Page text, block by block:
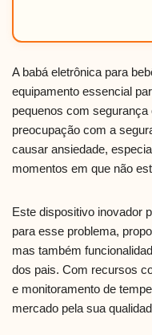
A babá eletrônica para
equipamento essencial
pequenos com
preocupação com a
causar ansiedade,
momentos em que não
Este dispositivo inovador
para esse problema,
mas também
dos pais. Com recursos
e monitoramento de
mercado pela sua